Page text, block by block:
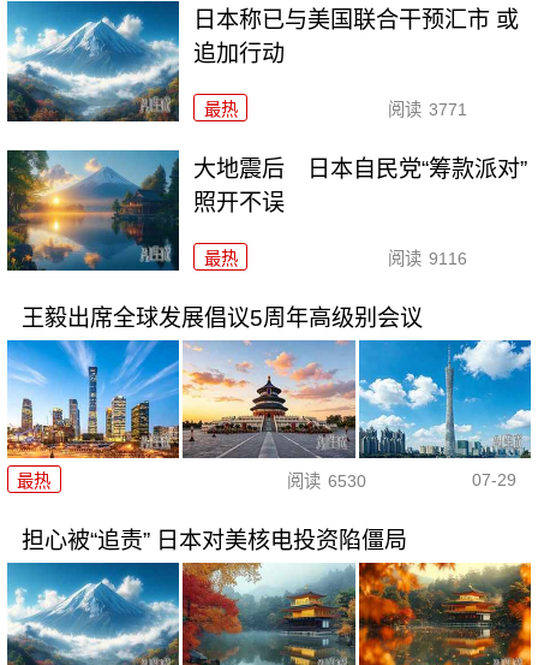
日本称已与美国联合干预汇市 或
追加行动
最热 阅读 3771
大地震后 日本自民党“筹款派对”
照开不误
最热 阅读 9116
王毅出席全球发展倡议5周年高级别会议
最热 阅读 6530 07-29
担心被“追责” 日本对美核电投资陷僵局